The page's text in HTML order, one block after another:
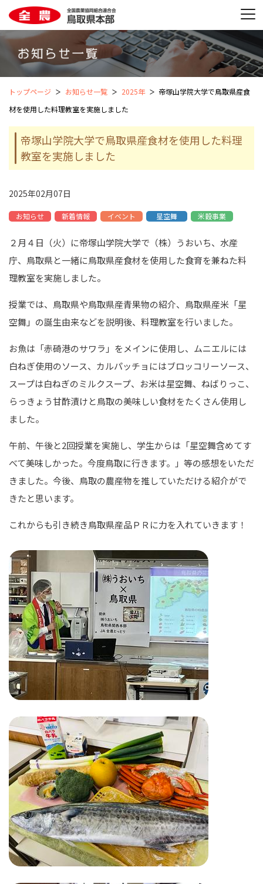
トップページ お知らせ一覧 2025年
帝塚山学院大学で鳥取県産食
材を使用した料理教室を実施しました
帝塚山学院大学で鳥取県産食材を使用した料理
教室を実施しました
2025年02月07日
お知らせ 新着情報 イベント 星空舞 米穀事業
２月４日（火）に帝塚山学院大学で（株）うおいち、水産
庁、鳥取県と一緒に鳥取県産食材を使用した食育を兼ねた料
理教室を実施しました。
授業では、鳥取県や鳥取県産青果物の紹介、鳥取県産米「星
空舞」の誕生由来などを説明後、料理教室を行いました。
お魚は「赤碕港のサワラ」をメインに使用し、ムニエルには
白ねぎ使用のソース、カルパッチョにはブロッコリーソース、
スープは白ねぎのミルクスープ、お米は星空舞、ねばりっこ、
らっきょう甘酢漬けと鳥取の美味しい食材をたくさん使用し
ました。
午前、午後と2回授業を実施し、学生からは「星空舞含めてす
べて美味しかった。今度鳥取に行きます。」等の感想をいただ
きました。今後、鳥取の農産物を推していただける紹介がで
きたと思います。
これからも引き続き鳥取県産品ＰＲに力を入れていきます！